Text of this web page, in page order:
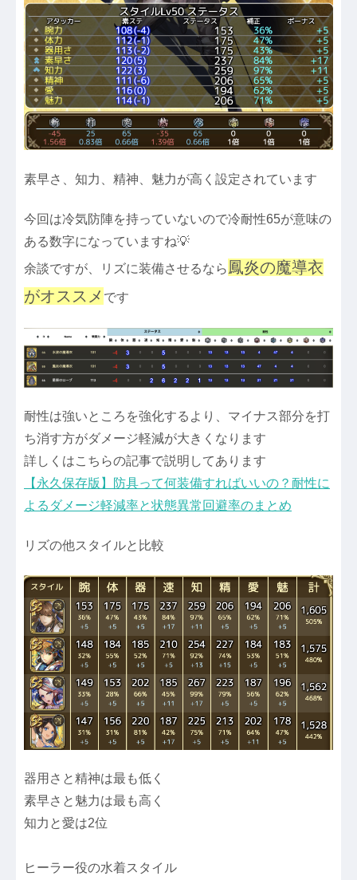
素早さ、知力、精神、魅力が高く設定されています
今回は冷気防陣を持っていないので冷耐性65が意味の
ある数字になっていますね💡
余談ですが、リズに装備させるなら 鳳炎の魔導衣
がオススメ です
耐性は強いところを強化するより、マイナス部分を打
ち消す方がダメージ軽減が大きくなります
詳しくはこちらの記事で説明してあります
【永久保存版】防具って何装備すればいいの？耐性に
よるダメージ軽減率と状態異常回避率のまとめ
リズの他スタイルと比較
器用さと精神は最も低く
素早さと魅力は最も高く
知力と愛は2位
ヒーラー役の水着スタイル